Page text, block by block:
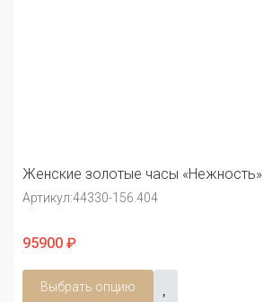
Женские золотые часы «Нежность»
Артикул:44330-156.404
95900 ₽
Выбрать опцию